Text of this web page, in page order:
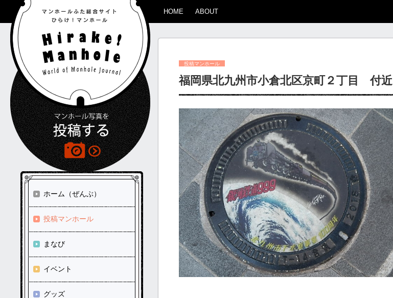
HOME ABOUT
ホーム（ぜんぶ）
投稿マンホール
まなび
イベント
グッズ
投稿マンホール
福岡県北九州市小倉北区京町２丁目 付近